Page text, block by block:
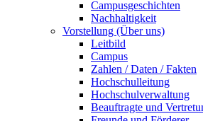
Campusgeschichten
Nachhaltigkeit
Vorstellung (Über uns)
Leitbild
Campus
Zahlen / Daten / Fakten
Hochschulleitung
Hochschulverwaltung
Beauftragte und